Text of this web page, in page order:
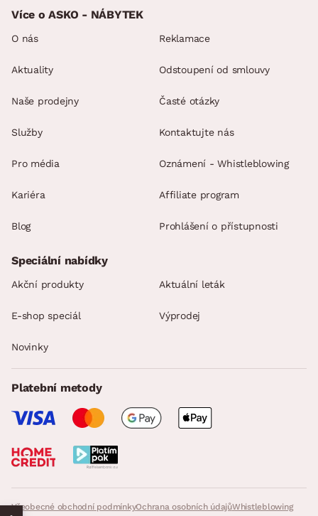
Více o ASKO - NÁBYTEK
O nás
Aktuality
Naše prodejny
Služby
Pro média
Kariéra
Blog
Reklamace
Odstoupení od smlouvy
Časté otázky
Kontaktujte nás
Oznámení - Whistleblowing
Affiliate program
Prohlášení o přístupnosti
Všeobecné obchodní podmínkyOchrana osobních údajůWhistleblowing
Speciální nabídky
Akční produkty Aktuální leták
E-shop speciál Výprodej
Novinky
Platební metody